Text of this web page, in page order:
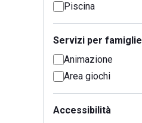
Piscina
Servizi per famiglie
Animazione
Area giochi
Accessibilità